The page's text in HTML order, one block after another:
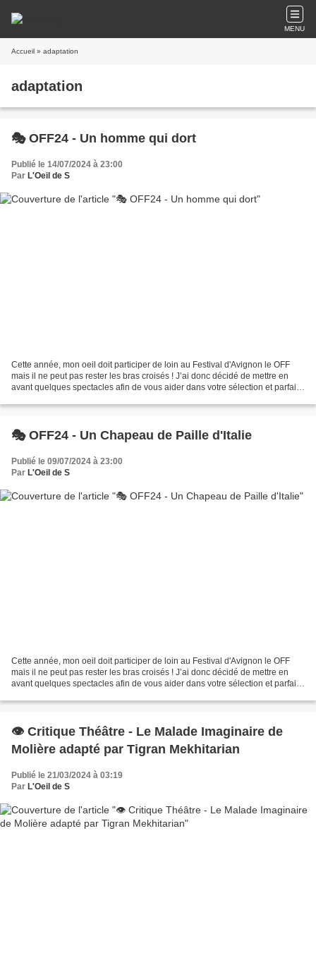
MENU
Accueil » adaptation
adaptation
🎭 OFF24 - Un homme qui dort
Publié le 14/07/2024 à 23:00
Par L'Oeil de S
Cette année, mon oeil doit participer de loin au Festival d'Avignon le OFF
mais il ne peut pas rester les bras croisés ! J’ai donc décidé de mettre en
avant quelques spectacles afin de vous aider dans votre sélection et parfaire
🎭 OFF24 - Un Chapeau de Paille d'Italie
Publié le 09/07/2024 à 23:00
Par L'Oeil de S
Cette année, mon oeil doit participer de loin au Festival d'Avignon le OFF
mais il ne peut pas rester les bras croisés ! J’ai donc décidé de mettre en
avant quelques spectacles afin de vous aider dans votre sélection et parfaire
👁️ Critique Théâtre - Le Malade Imaginaire de
Molière adapté par Tigran Mekhitarian
Publié le 21/03/2024 à 03:19
Par L'Oeil de S